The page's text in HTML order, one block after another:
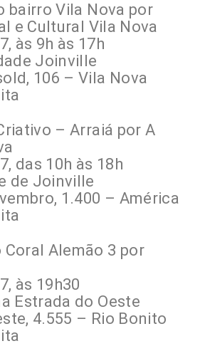
bairro Vila Nova por
e Cultural Vila Nova
às 9h às 17h
Joinville
106 – Vila Nova
– Arraiá por A
das 10h às 18h
de Joinville
1.400 – América
Coral Alemão 3 por
às 19h30
Estrada do Oeste
4.555 – Rio Bonito